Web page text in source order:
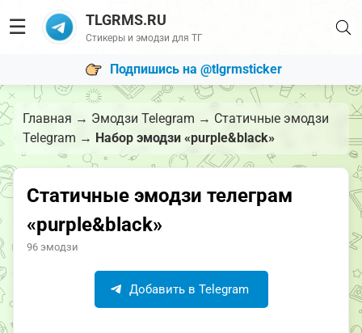
☰ TLGRMS.RU
Стикеры и эмодзи для ТГ
Подпишись на @tlgrmsticker
Главная → Эмодзи Telegram → Статичные эмодзи
Telegram → Набор эмодзи «purple&black»
Статичные эмодзи телеграм
«purple&black»
96 эмодзи
Добавить в Telegram